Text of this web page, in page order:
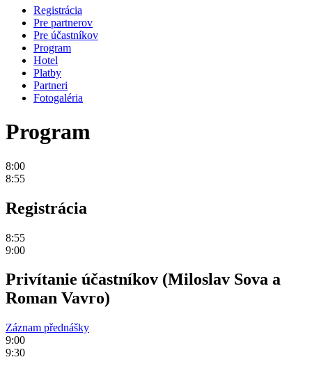
Registrácia
Pre partnerov
Pre účastníkov
Program
Hotel
Platby
Partneri
Fotogaléria
Program
8:00
8:55
Registrácia
8:55
9:00
Privítanie účastníkov (Miloslav Sova a
Roman Vavro)
Záznam přednášky
9:00
9:30